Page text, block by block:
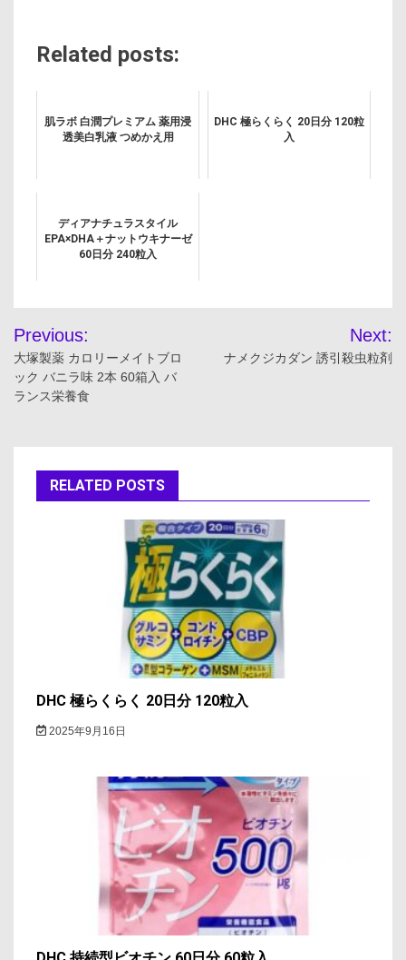
Related posts:
肌ラボ 白潤プレミアム 薬用浸
透美白乳液 つめかえ用
DHC 極らくらく 20日分 120粒
入
ディアナチュラスタイル
EPA×DHA＋ナットウキナーゼ
60日分 240粒入
投
稿
ナ
ゲ
ー
Previous:
大塚製薬 カロリーメイトブロ
ック バニラ味 2本 60箱入 バ
ランス栄養食
Next:
ナメクジカダン 誘引殺虫粒剤
RELATED POSTS
DHC 極らくらく 20日分 120粒入
2025年9月16日